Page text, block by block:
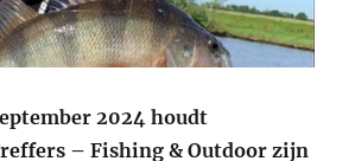
2024 houdt
– Fishing & Outdoor zijn